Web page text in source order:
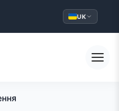
UK